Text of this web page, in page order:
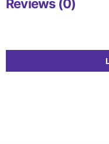
Reviews (0)